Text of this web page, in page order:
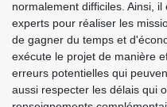
normalement difficiles. Ainsi,
experts pour réaliser les
de gagner du temps et
exécute le projet de manière
erreurs potentielles qui
aussi respecter les délais qui